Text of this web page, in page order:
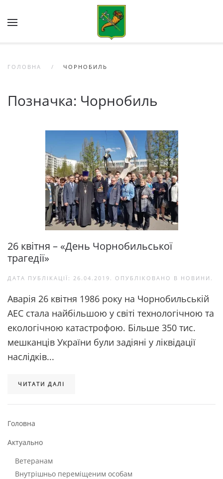
Skip to main content
ГОЛОВНА ЧОРНОБИЛЬ
Позначка: Чорнобиль
26 квітня – «День Чорнобильської
трагедії»
ДАТА ПУБЛІКАЦІЇ: 26.04.2019 . ОПУБЛІКОВАНО В НОВИНИ .
Аварія 26 квітня 1986 року на Чорнобильській
АЕС стала найбільшою у світі технологічною та
екологічною катастрофою. Більше 350 тис.
мешканців України були задіяні у ліквідації
наслідків...
ЧИТАТИ ДАЛІ
Головна
Актуально
Ветеранам
Внутрішньо переміщеним особам